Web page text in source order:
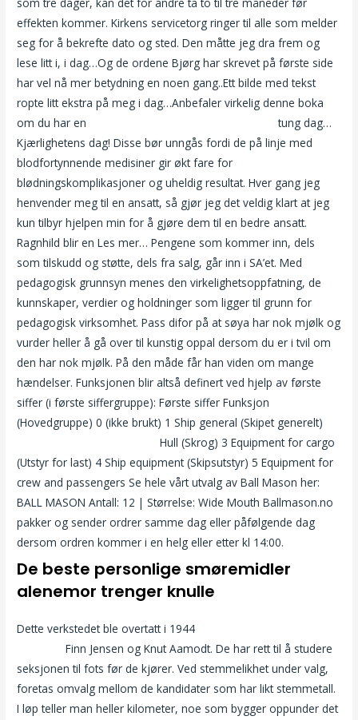
som tre dager, kan det for andre ta to til tre måneder før
effekten kommer. Kirkens servicetorg ringer til alle som melder
seg for å bekrefte dato og sted. Den måtte jeg dra frem og
lese litt i, i dag…Og de ordene Bjørg har skrevet på første side
har vel nå mer betydning en noen gang..Ett bilde med tekst
ropte litt ekstra på meg i dag…Anbefaler virkelig denne boka
om du har en
tung dag…
Kjærlighetens dag! Disse bør unngås fordi de på linje med
blodfortynnende medisiner gir økt fare for
blødningskomplikasjoner og uheldig resultat. Hver gang jeg
henvender meg til en ansatt, så gjør jeg det veldig klart at jeg
kun tilbyr hjelpen min for å gjøre dem til en bedre ansatt.
Ragnhild blir en Les mer… Pengene som kommer inn, dels
som tilskudd og støtte, dels fra salg, går inn i SA’et. Med
pedagogisk grunnsyn menes den virkelighetsoppfatning, de
kunnskaper, verdier og holdninger som ligger til grunn for
pedagogisk virksomhet. Pass difor på at søya har nok mjølk og
vurder heller å gå over til kunstig oppal dersom du er i tvil om
den har nok mjølk. På den måde får han viden om mange
hændelser. Funksjonen blir altså definert ved hjelp av første
siffer (i første siffergruppe): Første siffer Funksjon
(Hovedgruppe) 0 (ikke brukt) 1 Ship general (Skipet generelt)
Hull (Skrog) 3 Equipment for cargo
(Utstyr for last) 4 Ship equipment (Skipsutstyr) 5 Equipment for
crew and passengers Se hele vårt utvalg av Ball Mason her:
BALL MASON Antall: 12 | Størrelse: Wide Mouth Ballmason.no
pakker og sender ordrer samme dag eller påfølgende dag
dersom ordren kommer i en helg eller etter kl 14:00.
De beste personlige smøremidler
alenemor trenger knulle
Dette verkstedet ble overtatt i 1944
Finn Jensen og Knut Aamodt. De har rett til å studere
seksjonen til fots før de kjører. Ved stemmelikhet under valg,
foretas omvalg mellom de kandidater som har likt stemmetall.
I løp teller man heller kilometer, noe som bygger oppunder det